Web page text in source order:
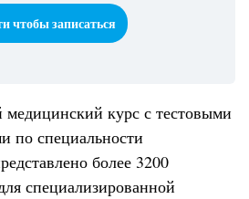
чтобы записаться
курс с тестовыми
по специальности
более 3200
специализированной